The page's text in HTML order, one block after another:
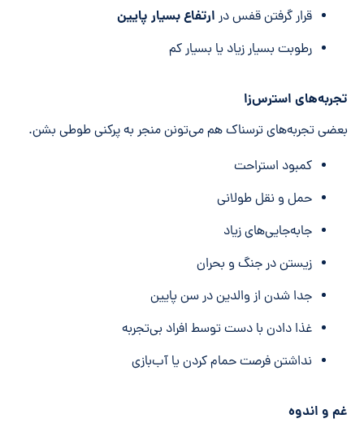
قرار گرفتن قفس در ارتفاع بسیار پایین
رطوبت بسیار زیاد یا بسیار کم
تجربه‌های استرس‌زا
بعضی تجربه‌های ترسناک هم می‌تونن منجر به پرکنی طوطی بشن.
کمبود استراحت
حمل و نقل طولانی
جابه‌جایی‌های زیاد
زیستن در جنگ و بحران
جدا شدن از والدین در سن پایین
غذا دادن با دست توسط افراد بی‌تجربه
نداشتن فرصت حمام کردن یا آب‌بازی
غم و اندوه